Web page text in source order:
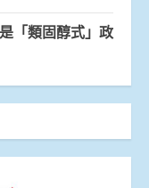
「類固醇式」政